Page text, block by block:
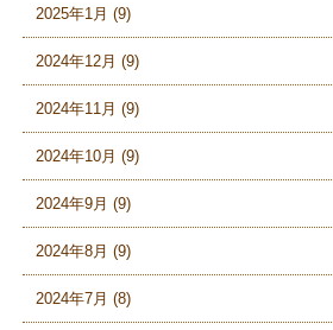
2025年1月 (9)
2024年12月 (9)
2024年11月 (9)
2024年10月 (9)
2024年9月 (9)
2024年8月 (9)
2024年7月 (8)